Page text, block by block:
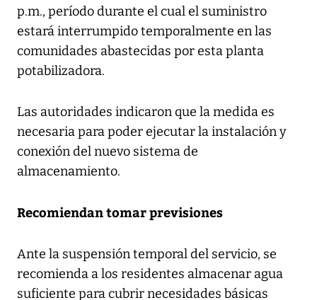
p.m., período durante el cual el suministro
estará interrumpido temporalmente en las
comunidades abastecidas por esta planta
potabilizadora.
Las autoridades indicaron que la medida es
necesaria para poder ejecutar la instalación y
conexión del nuevo sistema de
almacenamiento.
Recomiendan tomar previsiones
Ante la suspensión temporal del servicio, se
recomienda a los residentes almacenar agua
suficiente para cubrir necesidades básicas